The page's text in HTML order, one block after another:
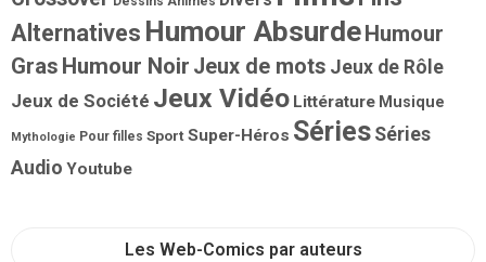
Alternatives Humour Absurde Humour
Gras Humour Noir Jeux de mots Jeux de Rôle
Jeux de Société Jeux Vidéo Littérature Musique
Mythologie Pour filles SportSuper-Héros Séries Séries
Audio Youtube
Les Web-Comics par auteurs